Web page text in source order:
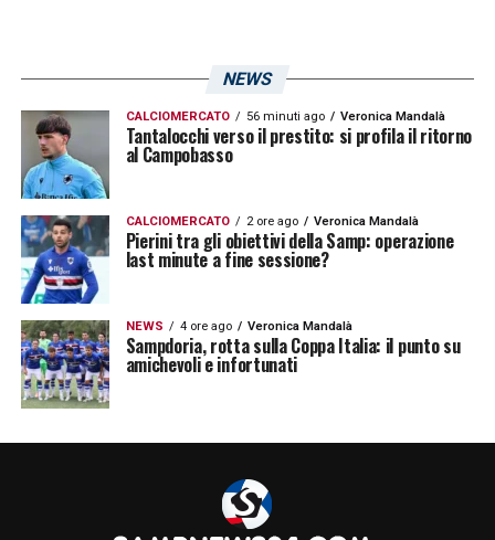
NEWS
CALCIOMERCATO 56 minuti ago Veronica Mandalà
Tantalocchi verso il prestito: si profila il ritorno
al Campobasso
CALCIOMERCATO 2 ore ago Veronica Mandalà
Pierini tra gli obiettivi della Samp: operazione
last minute a fine sessione?
NEWS 4 ore ago Veronica Mandalà
Sampdoria, rotta sulla Coppa Italia: il punto su
amichevoli e infortunati